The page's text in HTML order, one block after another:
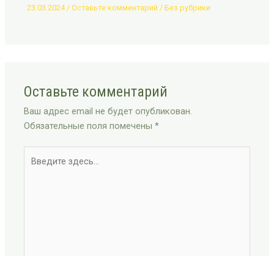
23.03.2024 /Оставьте комментарий /Без рубрики
Оставьте комментарий
Ваш адрес email не будет опубликован.
Обязательные поля помечены*
здесь...